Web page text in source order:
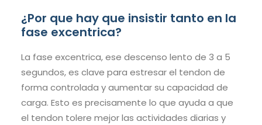
¿Por que hay que insistir tanto en la
fase excentrica?
La fase excentrica, ese descenso lento de 3 a 5
segundos, es clave para estresar el tendon de
forma controlada y aumentar su capacidad de
carga. Esto es precisamente lo que ayuda a que
el tendon tolere mejor las actividades diarias y